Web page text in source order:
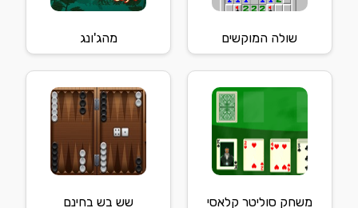
שולה המוקשים מהג'ונג
משחק סוליטר קלאסי שש בש בחינם